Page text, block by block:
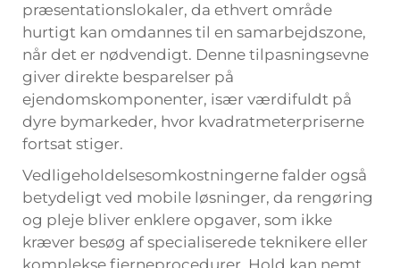
præsentationslokaler, da ethvert område
hurtigt kan omdannes til en samarbejdszone,
når det er nødvendigt. Denne tilpasningsevne
giver direkte besparelser på
ejendomskomponenter, især værdifuldt på
dyre bymarkeder, hvor kvadratmeterpriserne
fortsat stiger.
Vedligeholdelsesomkostningerne falder også
betydeligt ved mobile løsninger, da rengøring
og pleje bliver enklere opgaver, som ikke
kræver besøg af specialiserede teknikere eller